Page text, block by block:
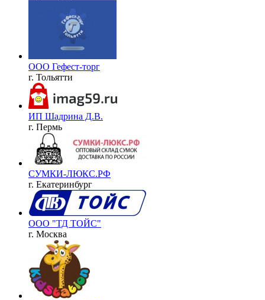
ООО Гефест-торг
г. Тольятти
ИП Шадрина Д.В.
г. Пермь
СУМКИ-ЛЮКС.РФ
г. Екатеринбург
ООО "ТД ТОЙС"
г. Москва